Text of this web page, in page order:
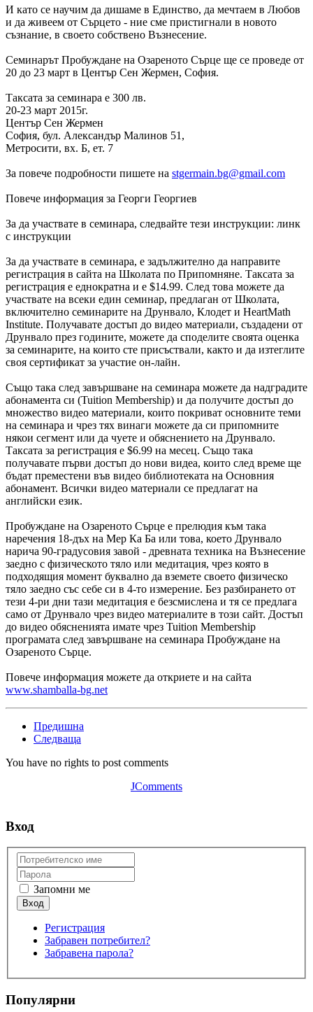
И като се научим да дишаме в Единство, да мечтаем в Любов
и да живеем от Сърцето - ние сме пристигнали в новото
съзнание, в своето собствено Възнесение.
Семинарът Пробуждане на Озареното Сърце ще се проведе от
20 до 23 март в Център Сен Жермен, София.
Таксата за семинара е 300 лв.
20-23 март 2015г.
Център Сен Жермен
София, бул. Александър Малинов 51,
Метросити, вх. Б, ет. 7
За повече подробности пишете на stgermain.bg@gmail.com
Повече информация за Георги Георгиев
За да участвате в семинара, следвайте тези инструкции: линк
с инструкции
За да участвате в семинара, е задължително да направите
регистрация в сайта на Школата по Припомняне. Таксата за
регистрация е еднократна и е $14.99. След това можете да
участвате на всеки един семинар, предлаган от Школата,
включително семинарите на Друнвало, Клодет и HeartMath
Institute. Получавате достъп до видео материали, създадени от
Друнвало през годините, можете да споделите своята оценка
за семинарите, на които сте присъствали, както и да изтеглите
своя сертификат за участие он-лайн.
Също така след завършване на семинара можете да надградите
абонамента си (Tuition Membership) и да получите достъп до
множество видео материали, които покриват основните теми
на семинара и чрез тях винаги можете да си припомните
някои сегмент или да чуете и обяснението на Друнвало.
Таксата за регистрация е $6.99 на месец. Също така
получавате първи достъп до нови видеа, които след време ще
бъдат преместени във видео библиотеката на Основния
абонамент. Всички видео материали се предлагат на
английски език.
Пробуждане на Озареното Сърце е прелюдия към така
наречения 18-дъх на Мер Ка Ба или това, което Друнвало
нарича 90-градусовия завой - древната техника на Възнесение
заедно с физическото тяло или медитация, чрез която в
подходящия момент буквално да вземете своето физическо
тяло заедно със себе си в 4-то измерение. Без разбирането от
тези 4-ри дни тази медитация е безсмислена и тя се предлага
само от Друнвало чрез видео материалите в този сайт. Достъп
до видео обясненията имате чрез Tuition Membership
програмата след завършване на семинара Пробуждане на
Озареното Сърце.
Повече информация можете да откриете и на сайта
www.shamballa-bg.net
Предишна
Следваща
You have no rights to post comments
JComments
Вход
Запомни ме
Регистрация
Забравен потребител?
Забравена парола?
Популярни